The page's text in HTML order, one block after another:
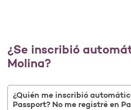
¿Se inscribió
Molina?
¿Quién me inscribió
Passport? No me registré en